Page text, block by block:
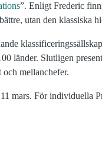
”. Enligt Frederic
utan den klassiska
länder. Slutligen
och mellanchefer.
mars. För individuella